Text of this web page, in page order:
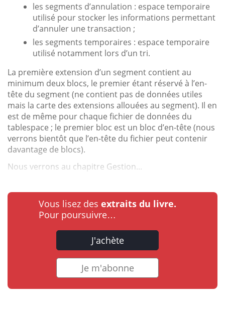
les segments d’annulation : espace temporaire
utilisé pour stocker les informations permettant
d’annuler une transaction ;
les segments temporaires : espace temporaire
utilisé notamment lors d’un tri.
La première extension d’un segment contient au
minimum deux blocs, le premier étant réservé à l’en-
tête du segment (ne contient pas de données utiles
mais la carte des extensions allouées au segment). Il en
est de même pour chaque fichier de données du
tablespace ; le premier bloc est un bloc d’en-tête (nous
verrons bientôt que l’en-tête du fichier peut contenir
davantage de blocs).
Nous verrons au chapitre Gestion...
Vous lisez des extraits du livre.
Pour poursuivre…
J'achète
Je m'abonne